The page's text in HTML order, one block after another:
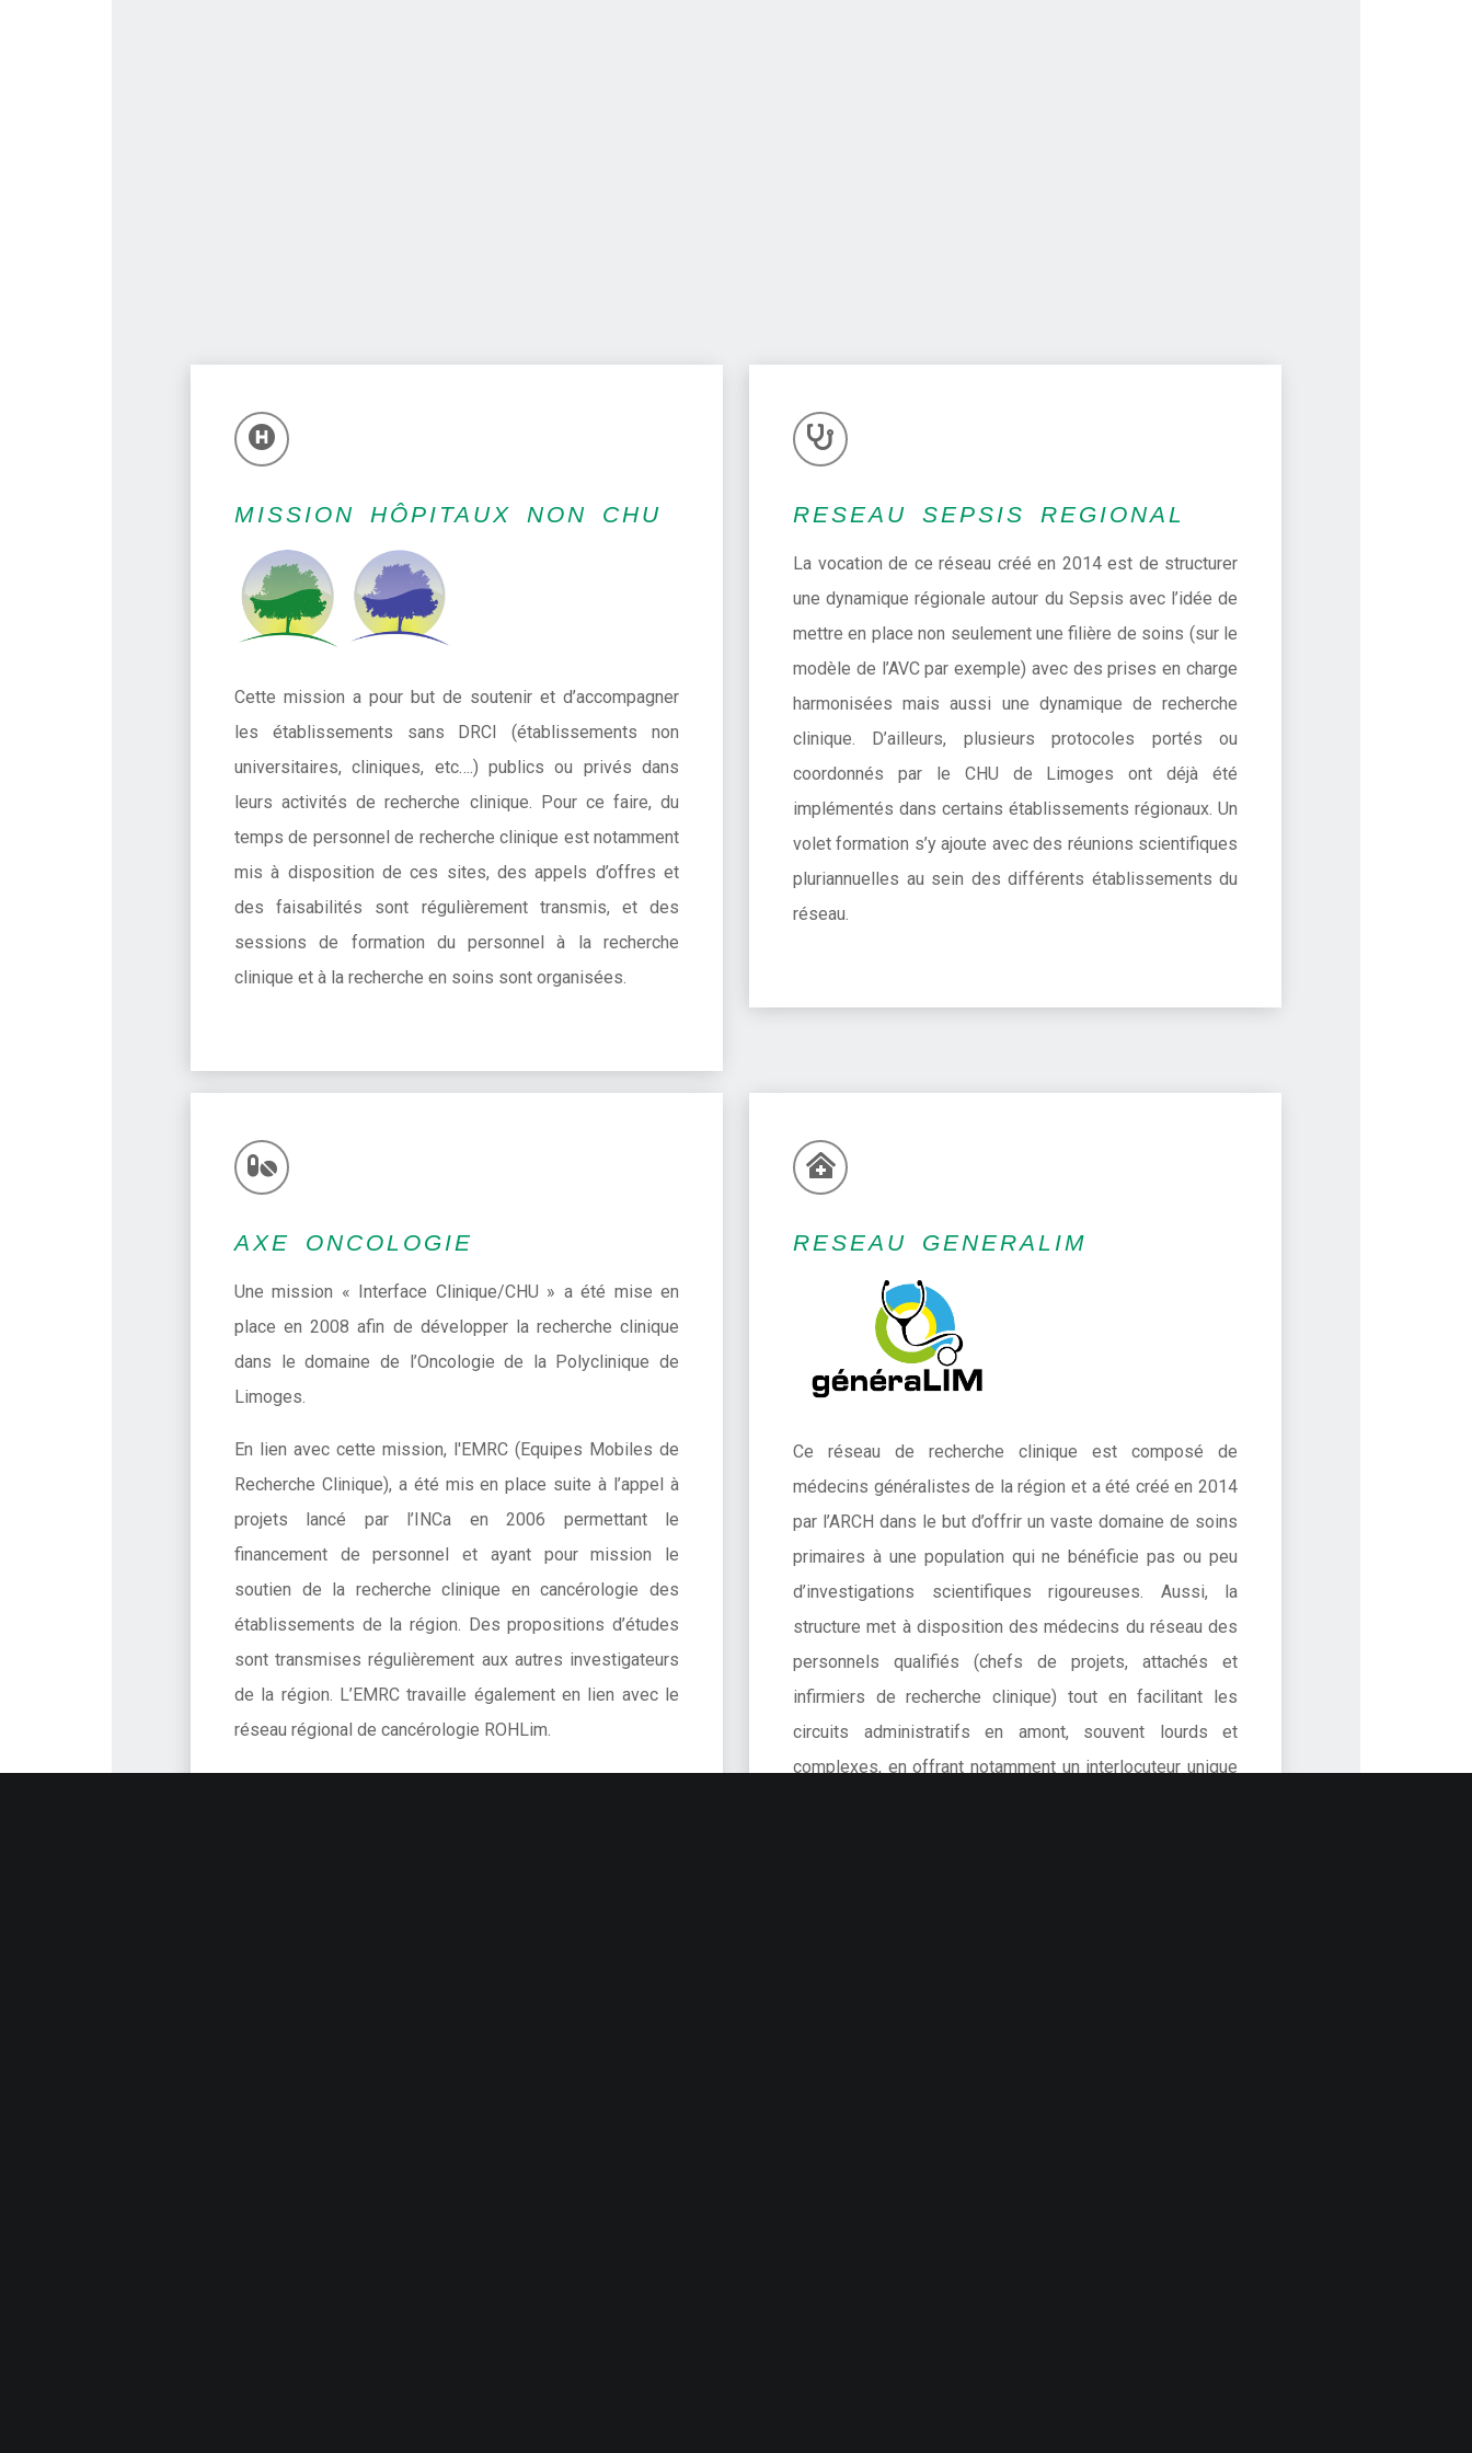
MISSION HÔPITAUX NON CHU
Cette mission a pour but de soutenir et d’accompagner
les établissements sans DRCI (établissements non
universitaires, cliniques, etc….) publics ou privés dans
leurs activités de recherche clinique. Pour ce faire, du
temps de personnel de recherche clinique est notamment
mis à disposition de ces sites, des appels d’offres et
des faisabilités sont régulièrement transmis, et des
sessions de formation du personnel à la recherche
clinique et à la recherche en soins sont organisées.
RESEAU SEPSIS REGIONAL
La vocation de ce réseau créé en 2014 est de structurer
une dynamique régionale autour du Sepsis avec l’idée de
mettre en place non seulement une filière de soins (sur le
modèle de l’AVC par exemple) avec des prises en charge
harmonisées mais aussi une dynamique de recherche
clinique. D’ailleurs, plusieurs protocoles portés ou
coordonnés par le CHU de Limoges ont déjà été
implémentés dans certains établissements régionaux. Un
volet formation s’y ajoute avec des réunions scientifiques
pluriannuelles au sein des différents établissements du
réseau.
AXE ONCOLOGIE
Une mission « Interface Clinique/CHU » a été mise en
place en 2008 afin de développer la recherche clinique
dans le domaine de l’Oncologie de la Polyclinique de
Limoges.
En lien avec cette mission, l'EMRC (Equipes Mobiles de
Recherche Clinique), a été mis en place suite à l’appel à
projets lancé par l’INCa en 2006 permettant le
financement de personnel et ayant pour mission le
soutien de la recherche clinique en cancérologie des
établissements de la région. Des propositions d’études
sont transmises régulièrement aux autres investigateurs
de la région. L’EMRC travaille également en lien avec le
réseau régional de cancérologie ROHLim.
RESEAU GENERALIM
Ce réseau de recherche clinique est composé de
médecins généralistes de la région et a été créé en 2014
par l’ARCH dans le but d’offrir un vaste domaine de soins
primaires à une population qui ne bénéficie pas ou peu
d’investigations scientifiques rigoureuses. Aussi, la
structure met à disposition des médecins du réseau des
personnels qualifiés (chefs de projets, attachés et
infirmiers de recherche clinique) tout en facilitant les
circuits administratifs en amont, souvent lourds et
complexes, en offrant notamment un interlocuteur unique